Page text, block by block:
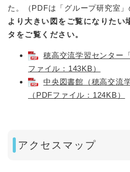
た。（PDFは「グループ研究室」
より大きい図をご覧になりたい
タをご覧ください。
穂高交流学習センター
ファイル：143KB）
中央図書館（穂高交流
（PDFファイル：124KB）
アクセスマップ